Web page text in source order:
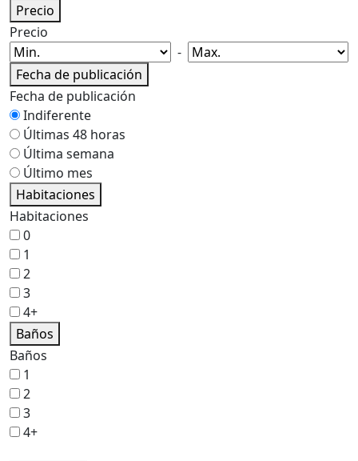
Precio
Precio
-
Fecha de publicación
Fecha de publicación
Indiferente
Últimas 48 horas
Última semana
Último mes
Habitaciones
Habitaciones
0
1
2
3
4+
Baños
Baños
1
2
3
4+